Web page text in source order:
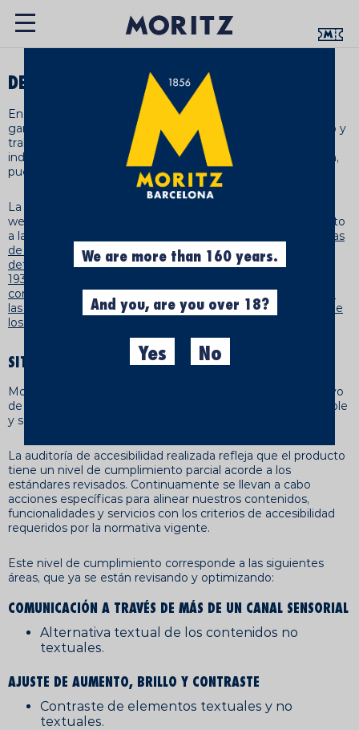
DECLARACIÓN DE ACCESIBILIDAD
En Moritz estamos plenamente comprometidos con
garantizar la accesibilidad digital de nuestros entornos web y
trabajamos continuamente para que cualquier persona,
independientemente de sus capacidades, edad o situación,
pueda utilizarlos sin barreras.
La presente declaración de accesibilidad se aplica al portal
web de Moritz (https://www.moritz.com/), el cual está sujeto
a la
Ley 11/2023, de 8 de mayo, de trasposición de Directivas
de la Unión Europea en materia de accesibilidad de
determinados productos y serviciosy elReal Decreto
193/2023, de 21 de marzo, por el que se regulan las
condiciones básicas de accesibilidad y no discriminación de
las personas con discapacidad para el acceso y utilización de
los bienes y servicios a disposición del público
SITUACIÓN DE CUMPLIMIENTO
Moritz aplica un enfoque de mejora continua con el objetivo
de garantizar que la experiencia de navegación sea accesible
y satisfactoria para todas las personas usuarias.
La auditoría de accesibilidad realizada refleja que el producto
tiene un nivel de cumplimiento parcial acorde a los
estándares revisados. Continuamente se llevan a cabo
acciones específicas para alinear nuestros contenidos,
funcionalidades y servicios con los criterios de accesibilidad
requeridos por la normativa vigente.
Este nivel de cumplimiento corresponde a las siguientes
áreas, que ya se están revisando y optimizando:
COMUNICACIÓN A TRAVÉS DE MÁS DE UN CANAL SENSORIAL
Alternativa textual de los contenidos no
textuales.
AJUSTE DE AUMENTO, BRILLO Y CONTRASTE
Contraste de elementos textuales y no
textuales.
We are more than 160 years.
And you, are you over 18?
Yes No